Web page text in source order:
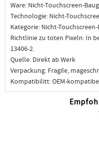
Ware: Nicht-Touchscreen-
Technologie: Nicht-
Kategorie: Nicht-
Richtlinie zu toten Pixeln: In
13406-2.
Quelle: Direkt ab Werk
Verpackung: Fragile,
Kompatibilitt: OEM-